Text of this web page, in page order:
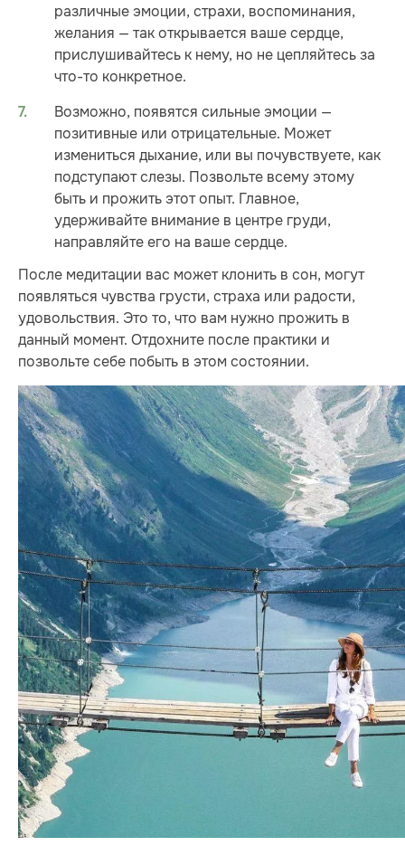
различные эмоции, страхи, воспоминания,
желания — так открывается ваше сердце,
прислушивайтесь к нему, но не цепляйтесь за
что-то конкретное.
Возможно, появятся сильные эмоции —
позитивные или отрицательные. Может
измениться дыхание, или вы почувствуете, как
подступают слезы. Позвольте всему этому
быть и прожить этот опыт. Главное,
удерживайте внимание в центре груди,
направляйте его на ваше сердце.
После медитации вас может клонить в сон, могут
появляться чувства грусти, страха или радости,
удовольствия. Это то, что вам нужно прожить в
данный момент. Отдохните после практики и
позвольте себе побыть в этом состоянии.